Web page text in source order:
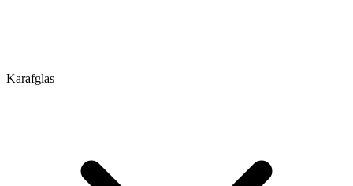
Karafglas